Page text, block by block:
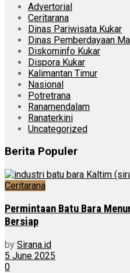
Advertorial
Ceritarana
Dinas Pariwisata Kukar
Dinas Pemberdayaan
Diskominfo Kukar
Dispora Kukar
Kalimantan Timur
Nasional
Potretrana
Ranamendalam
Ranaterkini
Uncategorized
Berita Populer
Ceritarana
Permintaan Batu Bara
Bersiap
by Sirana.id
5 June 2025
0